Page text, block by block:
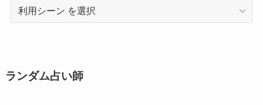
利
用
ン
ランダム占い師